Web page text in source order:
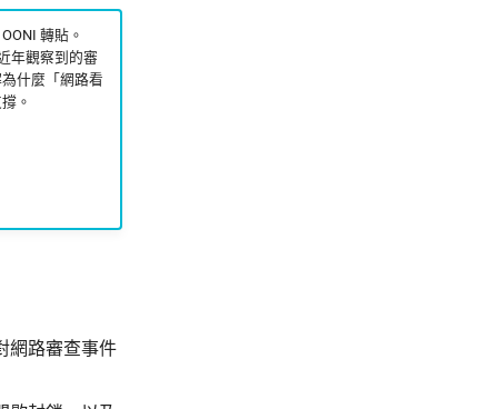
轉貼。
年觀察到的審
什麼「網路看
。
網路審查事件